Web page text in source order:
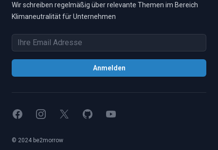
Wir schreiben regelmäßig über relevante Themen im Bereich
Klimaneutralität für Unternehmen
Email Addresse
Anmelden
FacebookInstagram
X GitHub YouTube
© 2024 be2morrow